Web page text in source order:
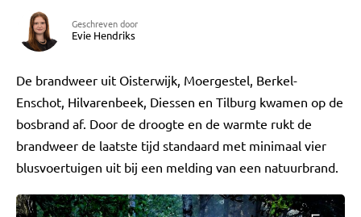
Geschreven door
Evie Hendriks
De brandweer uit Oisterwijk, Moergestel, Berkel-
Enschot, Hilvarenbeek, Diessen en Tilburg kwamen op de
bosbrand af. Door de droogte en de warmte rukt de
brandweer de laatste tijd standaard met minimaal vier
blusvoertuigen uit bij een melding van een natuurbrand.